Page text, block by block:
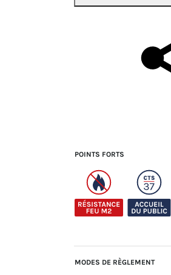
POINTS FORTS
MODES DE RÈGLEMENT